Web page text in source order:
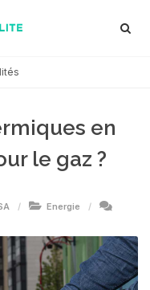
en
le gaz ?
Energie